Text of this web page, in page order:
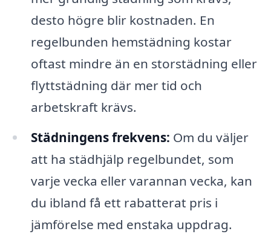
desto högre blir kostnaden. En
regelbunden hemstädning kostar
oftast mindre än en storstädning eller
flyttstädning där mer tid och
arbetskraft krävs.
Städningens frekvens: Om du väljer
att ha städhjälp regelbundet, som
varje vecka eller varannan vecka, kan
du ibland få ett rabatterat pris i
jämförelse med enstaka uppdrag.